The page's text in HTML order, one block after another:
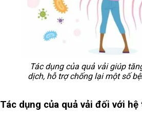
Tác dụng của quả vải giúp
dịch, hỗ trợ chống lại một số
Tác dụng của quả vải đối với